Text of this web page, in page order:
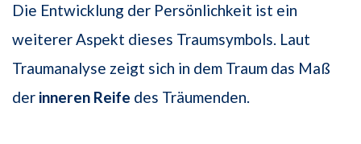
Die Entwicklung der Persönlichkeit ist ein
weiterer Aspekt dieses Traumsymbols. Laut
Traumanalyse zeigt sich in dem Traum das Maß
der inneren Reife des Träumenden.